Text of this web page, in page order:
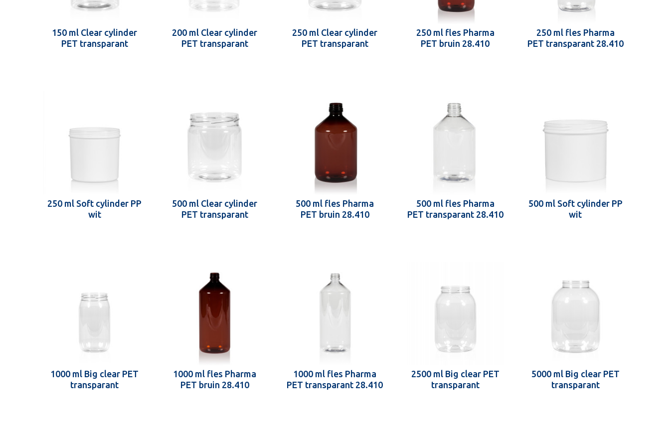
150 ml Clear cylinder
PET transparant
200 ml Clear cylinder
PET transparant
250 ml Clear cylinder
PET transparant
250 ml fles Pharma
PET bruin 28.410
250 ml fles Pharma
PET transparant 28.410
250 ml Soft cylinder PP
wit
500 ml Clear cylinder
PET transparant
500 ml fles Pharma
PET bruin 28.410
500 ml fles Pharma
PET transparant 28.410
500 ml Soft cylinder PP
wit
1000 ml Big clear PET
transparant
1000 ml fles Pharma
PET bruin 28.410
1000 ml fles Pharma
PET transparant 28.410
2500 ml Big clear PET
transparant
5000 ml Big clear PET
transparant